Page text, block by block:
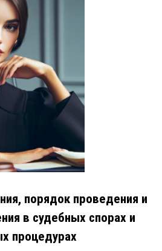
порядок проведения и
в судебных спорах и
процедурах